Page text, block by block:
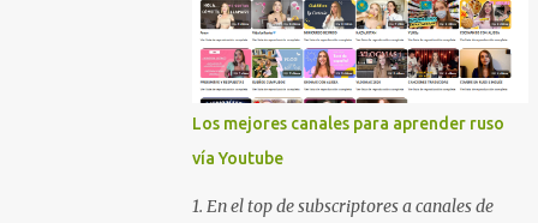
Los mejores canales para aprender ruso
vía Youtube
1. En el top de subscriptores a canales de